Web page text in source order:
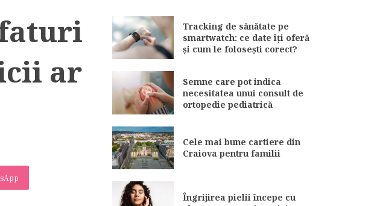
ar
Tracking de sănătate pe
smartwatch: ce date îți oferă
și cum le folosești corect?
Semne care pot indica
necesitatea unui consult de
ortopedie pediatrică
Cele mai bune cartiere din
Craiova pentru familii
Îngrijirea pielii începe cu